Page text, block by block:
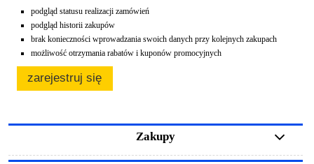
podgląd statusu realizacji zamówień
podgląd historii zakupów
brak konieczności wprowadzania swoich danych przy kolejnych zakupach
możliwość otrzymania rabatów i kuponów promocyjnych
zarejestruj się
Zakupy